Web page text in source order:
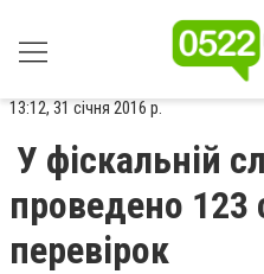
13:12, 31 січня 2016 р.
У фіскальній
проведено 123
перевірок